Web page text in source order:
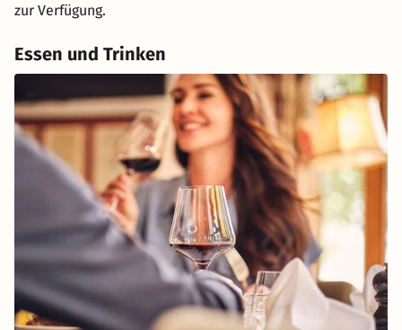
zur Verfügung.
Essen und Trinken